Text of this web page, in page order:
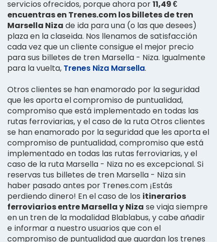
servicios ofrecidos, porque ahora por11,49 €
encuentras en Trenes.com los billetes de tren
Marsella Niza de ida para una (o las que desees)
plaza en la claseida. Nos llenamos de satisfacción
cada vez que un cliente consigue el mejor precio
para sus billetes de tren Marsella - Niza. Igualmente
para la vuelta, Trenes Niza Marsella.
Otros clientes se han enamorado por la seguridad
que les aporta el compromiso de puntualidad,
compromiso que está implementado en todas las
rutas ferroviarias, y el caso de la ruta Otros clientes
se han enamorado por la seguridad que les aporta el
compromiso de puntualidad, compromiso que está
implementado en todas las rutas ferroviarias, y el
caso de la ruta Marsella - Niza no es excepcional. Si
reservas tus billetes de tren Marsella - Niza sin
haber pasado antes por Trenes.com ¡Estás
perdiendo dinero! En el caso de los itinerarios
ferroviarios entre Marsella y Niza se viaja siempre
en un tren de la modalidad Blablabus, y cabe añadir
e informar a nuestro usuarios que con el
compromiso de puntualidad que guardan los trenes